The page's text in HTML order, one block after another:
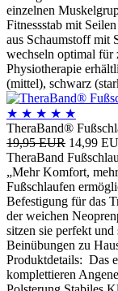
einzelnen
Fitnessstab mit
aus Schaumstoff mit
wechseln optimal für
Physiotherapie
(mittel), schwarz
★ ★ ★ ★ ★
TheraBand®
19,95 EUR 14,99
TheraBand
„Mehr Komfort,
Fußschlaufen
Befestigung für das
der weichen
sitzen sie perfekt
Beinübungen zu
Produktdetails: Das
komplettieren